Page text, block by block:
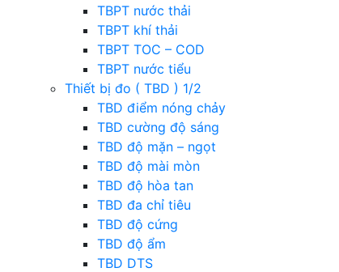
TBPT nước thải
TBPT khí thải
TBPT TOC – COD
TBPT nước tiểu
Thiết bị đo ( TBD ) 1/2
TBD điểm nóng chảy
TBD cường độ sáng
TBD độ mặn – ngọt
TBD độ mài mòn
TBD độ hòa tan
TBD đa chỉ tiêu
TBD độ cứng
TBD độ ẩm
TBD DTS